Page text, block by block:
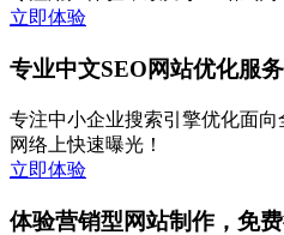
立即体验
专业中文SEO网站优化服
专注中小企业搜索引擎优化面
网络上快速曝光！
立即体验
体验营销型网站制作，免